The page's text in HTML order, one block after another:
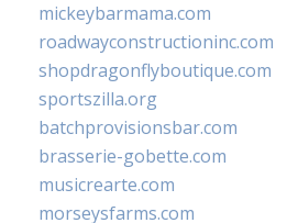
mickeybarmama.com
roadwayconstructioninc.com
shopdragonflyboutique.com
sportszilla.org
batchprovisionsbar.com
brasserie-gobette.com
musicrearte.com
morseysfarms.com